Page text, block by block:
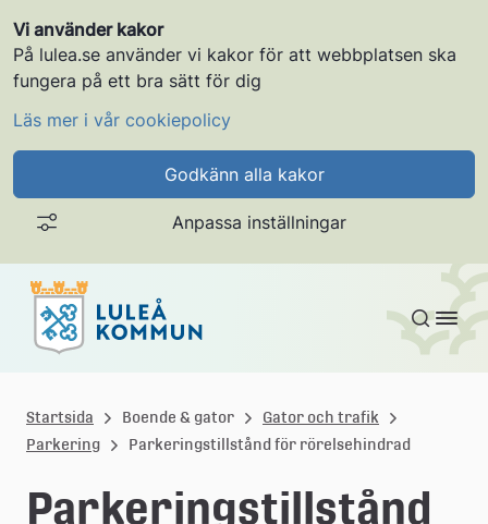
Vi använder kakor
På lulea.se använder vi kakor för att webbplatsen ska
fungera på ett bra sätt för dig
Läs mer i vår cookiepolicy
Godkänn alla kakor
Anpassa inställningar
Gå till innehållet
u
l
e
Startsida Boende & gator
Gator och trafik
Parkering
Parkeringstillstånd för rörelsehindrad
Parkeringstillstånd